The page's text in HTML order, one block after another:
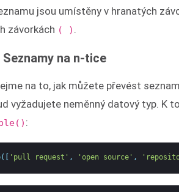
jsou umístěny v hranatých
závorkách ( ) .
na n-tice
na to, jak můžete převést
vyžadujete neměnný datový typ. K
:
( 'pull request' , 'open source' ,